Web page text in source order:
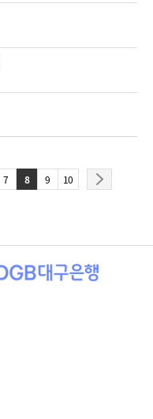
7 8 9 10 다
음